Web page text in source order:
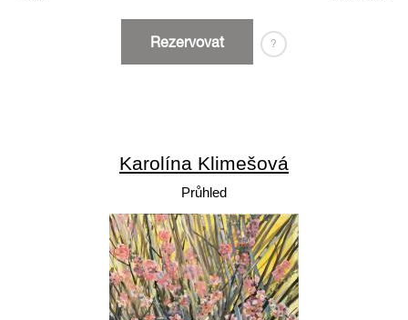
Rezervovat ?
Karolína Klimešová
Průhled